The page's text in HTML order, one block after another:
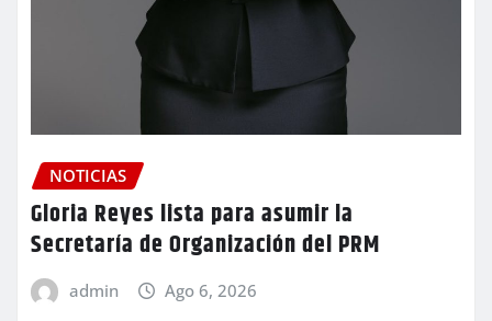
NOTICIAS
Gloria Reyes lista para asumir la
Secretaría de Organización del PRM
admin Ago 6, 2026